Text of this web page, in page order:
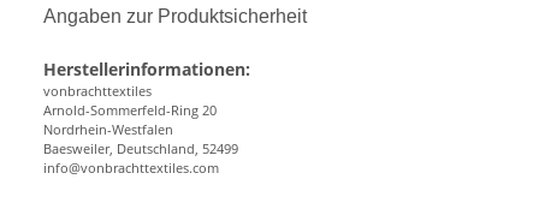
Angaben zur Produktsicherheit
Herstellerinformationen:
vonbrachttextiles
Arnold-Sommerfeld-Ring 20
Nordrhein-Westfalen
Baesweiler, Deutschland, 52499
info@vonbrachttextiles.com